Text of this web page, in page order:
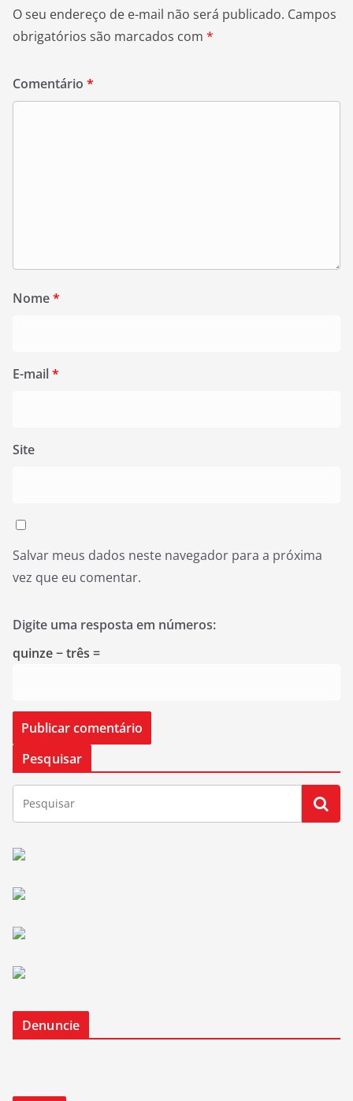
O seu endereço de e-mail não será publicado. Campos
obrigatórios são marcados com *
Comentário *
Nome*
E-mail*
Site
Salvar meus dados neste navegador para a próxima
vez que eu comentar.
Digite uma resposta em números:
quinze − três =
Pesquisar
Denuncie